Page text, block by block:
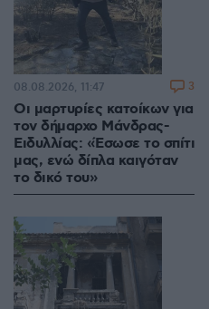
Οι μαρτυρίες κατοίκων για
τον δήμαρχο Μάνδρας-
Ειδυλλίας: «Έσωσε το σπίτι
μας, ενώ δίπλα καιγόταν
το δικό του»
08.08.2026, 11:47 3